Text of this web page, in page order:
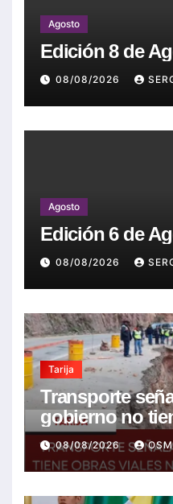
Agosto
Edición 8 de
08/08/2026
Agosto
Edición 6 de
08/08/2026
Tarija
Transporte
gobierno no
nuevas que la
anterior gestión
08/08/2026